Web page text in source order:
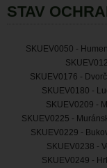
STAV
SKUEV0050 -
SKUEV0176 -
SKUEV0180 -
SKUEV0209 -
SKUEV0225 -
SKUEV0229 -
SKUEV0238 -
SKUEV0249 -